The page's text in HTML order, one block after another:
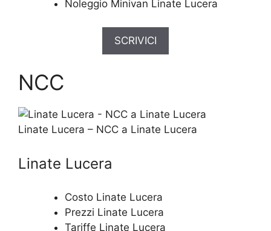
Noleggio Minivan Linate Lucera
SCRIVICI
NCC
Linate Lucera – NCC a Linate Lucera
Linate Lucera
Costo Linate Lucera
Prezzi Linate Lucera
Tariffe Linate Lucera